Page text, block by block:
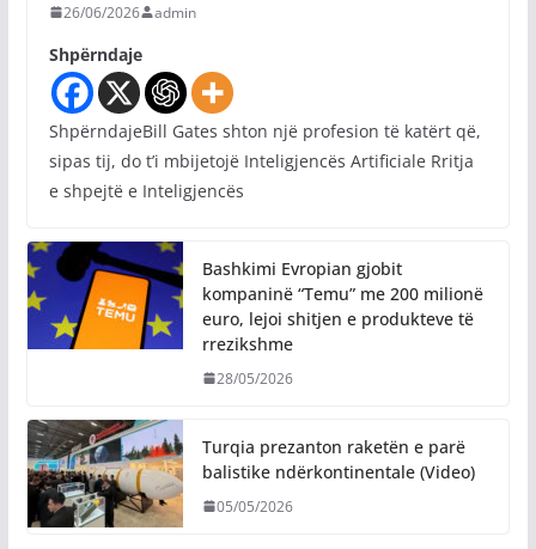
26/06/2026 admin
Shpërndaje
ShpërndajeBill Gates shton një profesion të katërt që,
sipas tij, do t’i mbijetojë Inteligjencës Artificiale Rritja
e shpejtë e Inteligjencës
Bashkimi Evropian gjobit
kompaninë “Temu” me 200 milionë
euro, lejoi shitjen e produkteve të
rrezikshme
28/05/2026
Turqia prezanton raketën e parë
balistike ndërkontinentale (Video)
05/05/2026